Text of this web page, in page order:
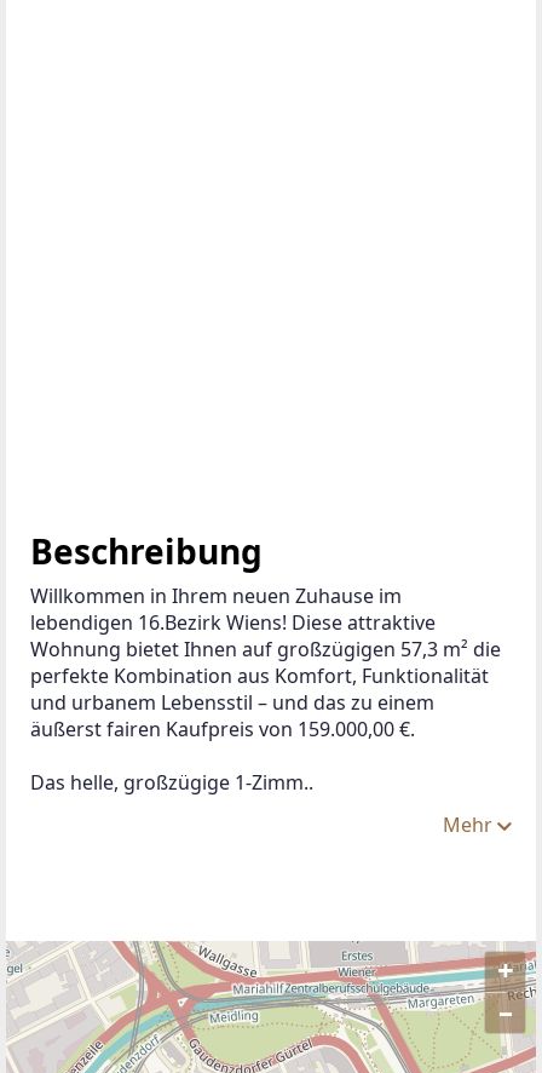
Beschreibung
Willkommen in Ihrem neuen Zuhause im
lebendigen 16.Bezirk Wiens! Diese attraktive
Wohnung bietet Ihnen auf großzügigen 57,3 m² die
perfekte Kombination aus Komfort, Funktionalität
und urbanem Lebensstil – und das zu einem
äußerst fairen Kaufpreis von 159.000,00 €.
Das helle, großzügige 1-Zimm..
Mehr
+
–
ANBIETER KONTAKTIEREN